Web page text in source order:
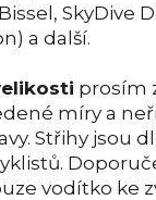
SkyDive
a další.
prosím
míry a
Střihy jsou
vodítko ke